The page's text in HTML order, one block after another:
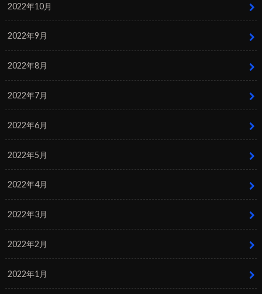
2022年10月
2022年9月
2022年8月
2022年7月
2022年6月
2022年5月
2022年4月
2022年3月
2022年2月
2022年1月